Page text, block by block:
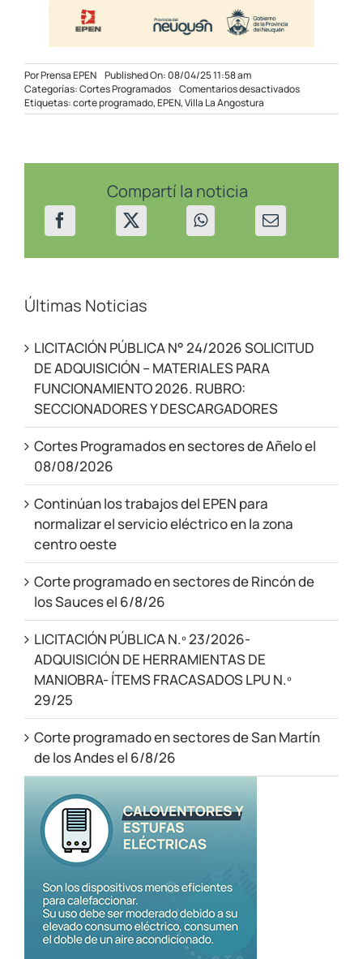
PorPrensa EPEN Published On: 08/04/25 11:58 am
Categorías:Cortes Programados Comentarios desactivadosen
Programado
Etiquetas:corte programado,EPEN,Villa La Angostura
Compartí la noticia
Últimas Noticias
LICITACIÓN PÚBLICA N° 24/2026 SOLICITUD
DE ADQUISICIÓN – MATERIALES PARA
FUNCIONAMIENTO 2026. RUBRO:
SECCIONADORES Y DESCARGADORES
Cortes Programados en sectores de Añelo el
08/08/2026
Continúan los trabajos del EPEN para
normalizar el servicio eléctrico en la zona
centro oeste
Corte programado en sectores de Rincón de
los Sauces el 6/8/26
LICITACIÓN PÚBLICA N.º 23/2026-
ADQUISICIÓN DE HERRAMIENTAS DE
MANIOBRA- ÍTEMS FRACASADOS LPU N.º
29/25
Corte programado en sectores de San Martín
de los Andes el 6/8/26